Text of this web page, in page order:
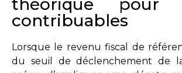
théorique pour
contribuables
Lorsque le revenu fiscal de
du seuil de déclenchement de